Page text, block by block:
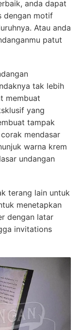
anda dapat
dengan motif
Atau anda
patut
tak lebih
membuat
yang
tampak
mendasar
warna krem
undangan
terang lain untuk
menetapkan
dengan latar
invitations